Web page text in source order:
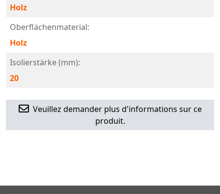
Holz
Oberflächenmaterial:
Holz
Isolierstärke (mm):
20
Veuillez demander plus d'informations sur ce
produit.